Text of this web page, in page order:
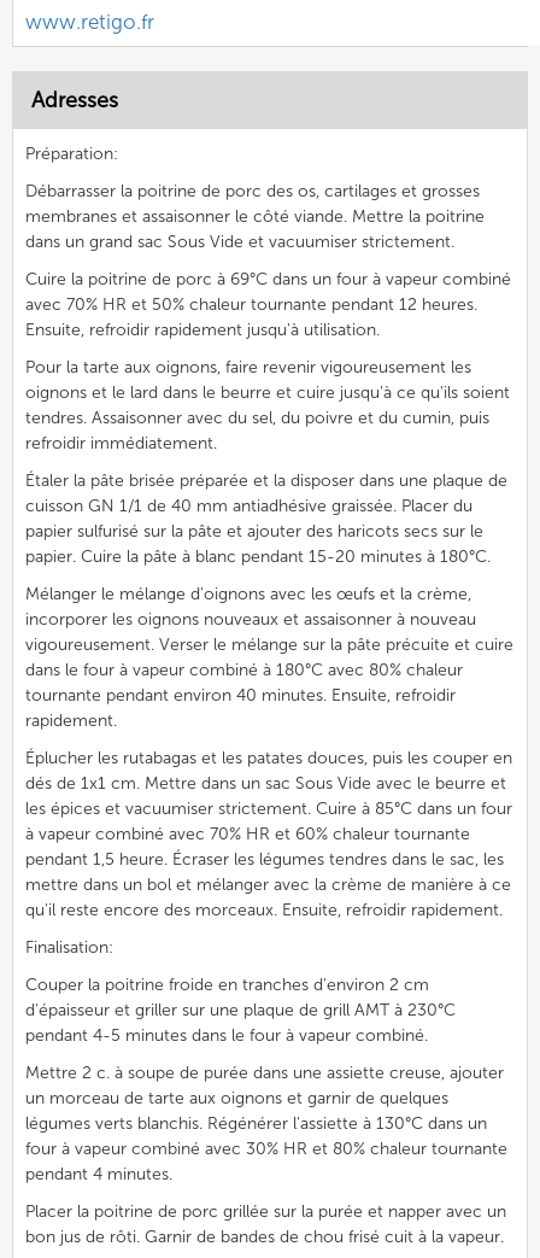
www.retigo.fr
Adresses
Préparation:
Débarrasser la poitrine de porc des os, cartilages et grosses
membranes et assaisonner le côté viande. Mettre la poitrine
dans un grand sac Sous Vide et vacuumiser strictement.
Cuire la poitrine de porc à 69°C dans un four à vapeur combiné
avec 70% HR et 50% chaleur tournante pendant 12 heures.
Ensuite, refroidir rapidement jusqu'à utilisation.
Pour la tarte aux oignons, faire revenir vigoureusement les
oignons et le lard dans le beurre et cuire jusqu'à ce qu'ils soient
tendres. Assaisonner avec du sel, du poivre et du cumin, puis
refroidir immédiatement.
Étaler la pâte brisée préparée et la disposer dans une plaque de
cuisson GN 1/1 de 40 mm antiadhésive graissée. Placer du
papier sulfurisé sur la pâte et ajouter des haricots secs sur le
papier. Cuire la pâte à blanc pendant 15-20 minutes à 180°C.
Mélanger le mélange d'oignons avec les œufs et la crème,
incorporer les oignons nouveaux et assaisonner à nouveau
vigoureusement. Verser le mélange sur la pâte précuite et cuire
dans le four à vapeur combiné à 180°C avec 80% chaleur
tournante pendant environ 40 minutes. Ensuite, refroidir
rapidement.
Éplucher les rutabagas et les patates douces, puis les couper en
dés de 1x1 cm. Mettre dans un sac Sous Vide avec le beurre et
les épices et vacuumiser strictement. Cuire à 85°C dans un four
à vapeur combiné avec 70% HR et 60% chaleur tournante
pendant 1,5 heure. Écraser les légumes tendres dans le sac, les
mettre dans un bol et mélanger avec la crème de manière à ce
qu'il reste encore des morceaux. Ensuite, refroidir rapidement.
Finalisation:
Couper la poitrine froide en tranches d'environ 2 cm
d'épaisseur et griller sur une plaque de grill AMT à 230°C
pendant 4-5 minutes dans le four à vapeur combiné.
Mettre 2 c. à soupe de purée dans une assiette creuse, ajouter
un morceau de tarte aux oignons et garnir de quelques
légumes verts blanchis. Régénérer l'assiette à 130°C dans un
four à vapeur combiné avec 30% HR et 80% chaleur tournante
pendant 4 minutes.
Placer la poitrine de porc grillée sur la purée et napper avec un
bon jus de rôti. Garnir de bandes de chou frisé cuit à la vapeur.